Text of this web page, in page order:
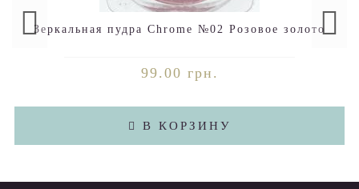
Зеркальная пудра Chrome №02 Розовое золото
99.00 грн.
В КОРЗИНУ